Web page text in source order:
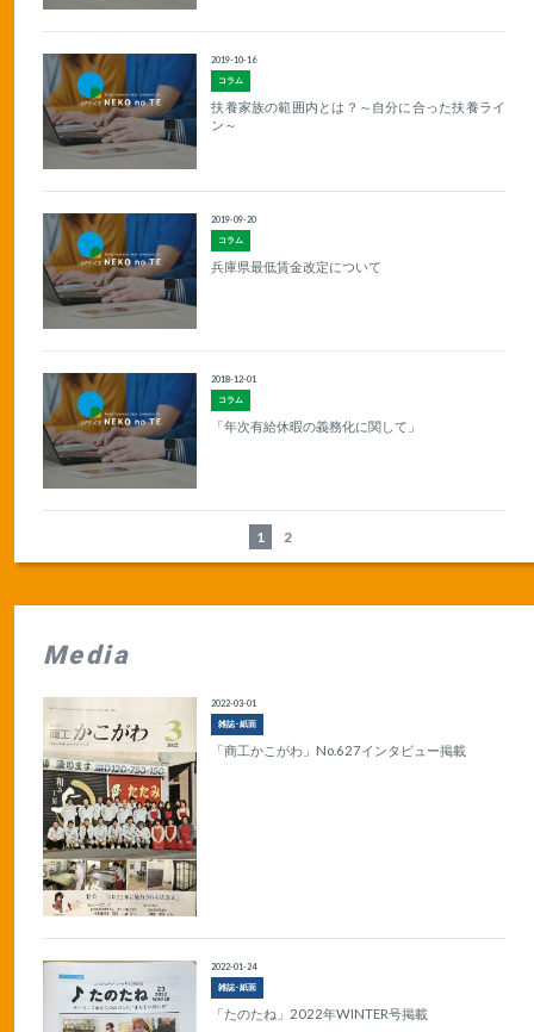
コラム
2019-10-16
扶養家族の範囲内とは？～自分に合った扶養ライ
ン～
コラム
2019-09-20
兵庫県最低賃金改定について
コラム
2018-12-01
「年次有給休暇の義務化に関して」
1 2
Media
雑誌･紙面
2022-03-01
「商工かこがわ」No.627インタビュー掲載
雑誌･紙面
2022-01-24
「たのたね」2022年WINTER号掲載